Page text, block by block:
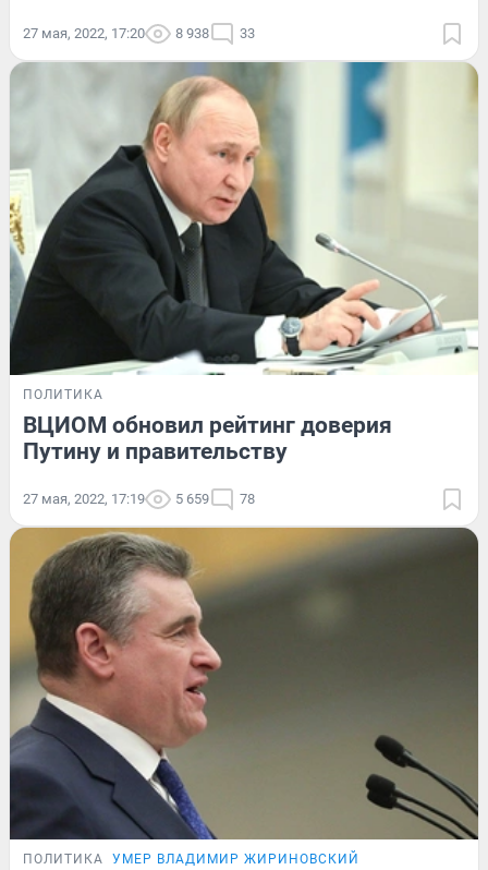
27 мая, 2022, 17:20 8 938 33
ПОЛИТИКА
ВЦИОМ обновил рейтинг доверия
Путину и правительству
27 мая, 2022, 17:19 5 659 78
ПОЛИТИКА УМЕР ВЛАДИМИР ЖИРИНОВСКИЙ